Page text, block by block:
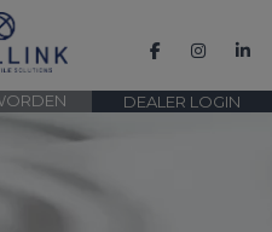
DEALER LOGIN